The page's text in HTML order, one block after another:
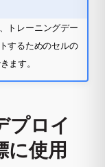
トレーニングデー
するためのセルの
ます。
プロイ
に使用